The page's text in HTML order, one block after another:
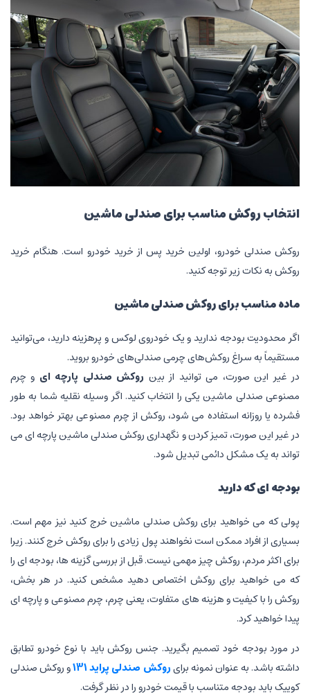
انتخاب روکش مناسب برای صندلی ماشین
روکش صندلی خودرو، اولین خرید پس از خرید خودرو است. هنگام خرید
روکش به نکات زیر توجه کنید.
ماده مناسب برای روکش صندلی ماشین
اگر محدودیت بودجه ندارید و یک خودروی لوکس و پرهزینه دارید، می‌توانید
مستقیماً به سراغ روکش‌های چرمی صندلی‌های خودرو بروید.
در غیر این صورت، می توانید از بین روکش صندلی پارچه ای و چرم
مصنوعی صندلی ماشین یکی را انتخاب کنید. اگر وسیله نقلیه شما به طور
فشرده یا روزانه استفاده می شود، روکش از چرم مصنوعی بهتر خواهد بود.
در غیر این صورت، تمیز کردن و نگهداری روکش صندلی ماشین پارچه ای می
تواند به یک مشکل دائمی تبدیل شود.
بودجه ای که دارید
پولی که می خواهید برای روکش صندلی ماشین خرج کنید نیز مهم است.
بسیاری از افراد ممکن است نخواهند پول زیادی را برای روکش خرج کنند. زیرا
برای اکثر مردم، روکش چیز مهمی نیست. قبل از بررسی گزینه ها، بودجه ای را
که می خواهید برای روکش اختصاص دهید مشخص کنید. در هر بخش،
روکش را با کیفیت و هزینه های متفاوت، یعنی چرم، چرم مصنوعی و پارچه ای
پیدا خواهید کرد.
در مورد بودجه خود تصمیم بگیرید. جنس روکش باید با نوع خودرو تطابق
داشته باشد. به عنوان نمونه برایروکش صندلی پراید 131
و روکش صندلی
کوییک باید بودجه متناسب با قیمت خودرو را در نظر گرفت.